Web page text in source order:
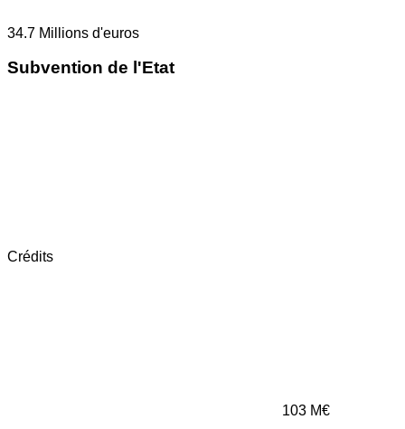
34.7 Millions d'euros
Subvention de l'Etat
Crédits
103 M€